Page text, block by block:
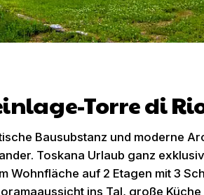
Torre di
Bausubstanz und moderne
Toskana Urlaub ganz
Wohnfläche auf 2 Etagen mit 3
ins Tal, große Küche